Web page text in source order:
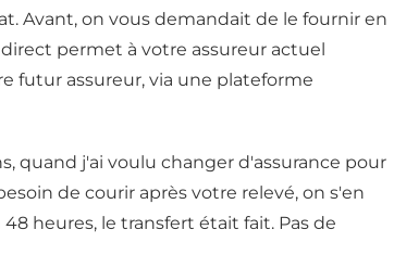
Avant, on vous demandait de le fournir en
permet à votre assureur actuel
futur assureur, via une plateforme
quand j'ai voulu changer d'assurance pour
de courir après votre relevé, on s'en
heures, le transfert était fait. Pas de